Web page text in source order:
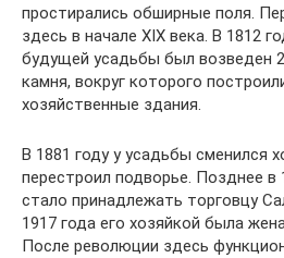
простирались обширные поля.
здесь в начале XIX века. В 1812
будущей усадьбы был возведен
камня, вокруг которого
хозяйственные здания.
В 1881 году у усадьбы сменился
перестроил подворье. Позднее в
стало принадлежать торговцу
1917 года его хозяйкой была
После революции здесь